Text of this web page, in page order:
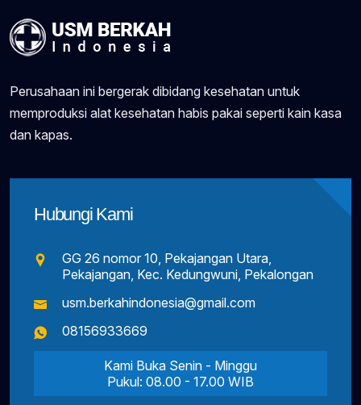
Perusahaan ini bergerak dibidang kesehatan untuk
memproduksi alat kesehatan habis pakai seperti kain kasa
dan kapas.
Hubungi Kami
GG 26 nomor 10, Pekajangan Utara,
Pekajangan, Kec. Kedungwuni, Pekalongan
usm.berkahindonesia@gmail.com
08156933669
Kami Buka Senin - Minggu
Pukul: 08.00 - 17.00 WIB